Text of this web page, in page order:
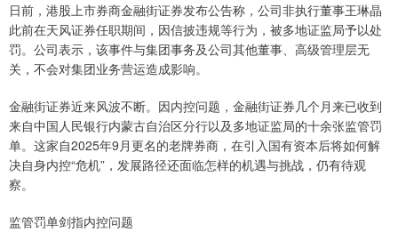
日前，港股上市券商金融街证券发布公告称，公司非执行董事王琳晶
此前在天风证券任职期间，因信披违规等行为，被多地证监局予以处
罚。公司表示，该事件与集团事务及公司其他董事、高级管理层无
关，不会对集团业务营运造成影响。
金融街证券近来风波不断。因内控问题，金融街证券几个月来已收到
来自中国人民银行内蒙古自治区分行以及多地证监局的十余张监管罚
单。这家自2025年9月更名的老牌券商，在引入国有资本后将如何解
决自身内控“危机”，发展路径还面临怎样的机遇与挑战，仍有待观
察。
监管罚单剑指内控问题